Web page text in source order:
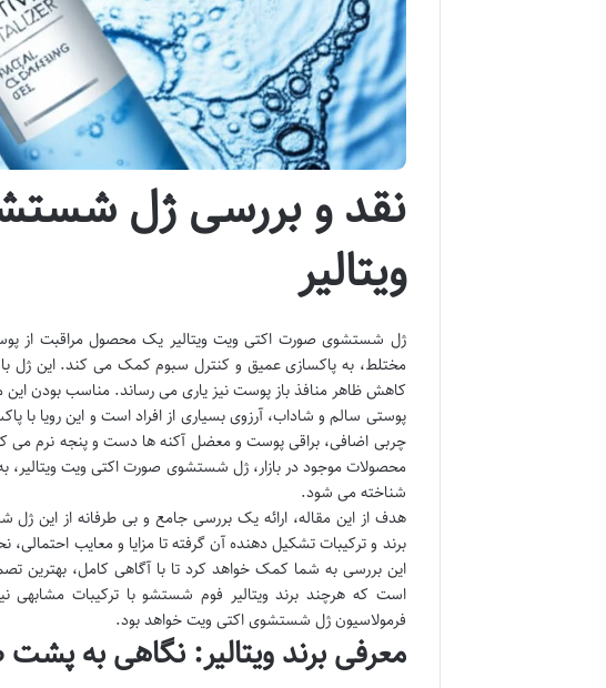
نقد و بررسی ژل
ویتالیر
ژل شستشوی صورت اکتی ویت ویتالیر یک محصول مراقبت از
مختلط، به پاکسازی عمیق و کنترل سبوم کمک می کند. این ژل با
کاهش ظاهر منافذ باز پوست نیز یاری می رساند. مناسب بودن
پوستی سالم و شاداب، آرزوی بسیاری از افراد است و این رویا
چربی اضافی، براقی پوست و معضل آکنه ها دست و پنجه نرم می
محصولات موجود در بازار، ژل شستشوی صورت اکتی ویت
شناخته می شود.
هدف از این مقاله، ارائه یک بررسی جامع و بی طرفانه از این
برند و ترکیبات تشکیل دهنده آن گرفته تا مزایا و معایب
این بررسی به شما کمک خواهد کرد تا با آگاهی کامل، بهترین
است که هرچند برند ویتالیر فوم شستشو با ترکیبات
فرمولاسیون ژل شستشوی اکتی ویت خواهد بود.
معرفی برند ویتالیر: نگاهی به